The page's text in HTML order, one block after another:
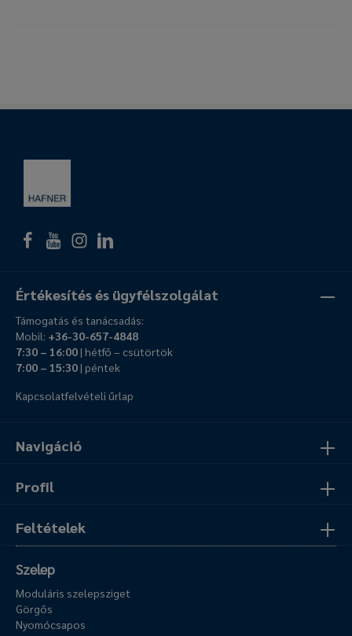
Navigáció
Profil
Feltételek
Értékesítés és ügyfélszolgálat
Támogatás és tanácsadás:
Mobil: +36-30-657-4848
7:30 – 16:00| hétfő – csütörtök
7:00 – 15:30| péntek
Kapcsolatfelvételi űrlap
Szelep
Moduláris szelepsziget
Görgős
Nyomócsapos